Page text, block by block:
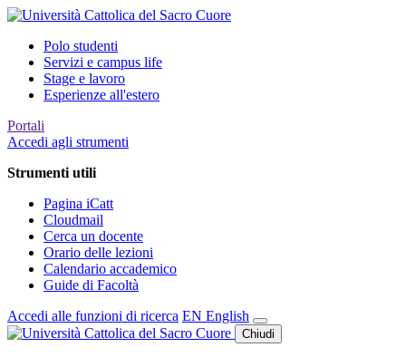
Polo studenti
Servizi e campus life
Stage e lavoro
Esperienze all'estero
Portali
Accedi agli strumenti
Strumenti utili
Pagina iCatt
Cloudmail
Cerca un docente
Orario delle lezioni
Calendario accademico
Guide di Facoltà
Accedi alle funzioni di ricerca EN English
Chiudi